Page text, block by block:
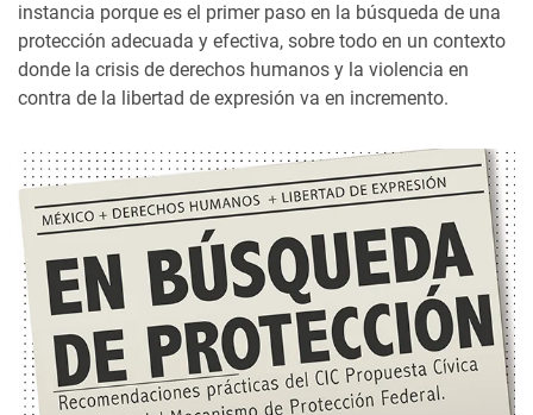
instancia porque es el primer paso en la búsqueda de una
protección adecuada y efectiva, sobre todo en un contexto
donde la crisis de derechos humanos y la violencia en
contra de la libertad de expresión va en incremento.